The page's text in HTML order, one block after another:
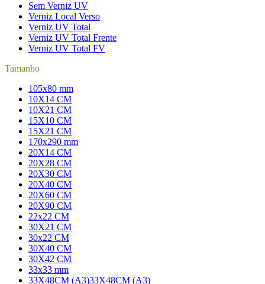
Sem Verniz UV
Verniz Local Verso
Verniz UV Total
Verniz UV Total Frente
Verniz UV Total FV
Tamanho
105x80 mm
10X14 CM
10X21 CM
15X10 CM
15X21 CM
170x290 mm
20X14 CM
20X28 CM
20X30 CM
20X40 CM
20X60 CM
20X90 CM
22x22 CM
30X21 CM
30x22 CM
30X40 CM
30X42 CM
33x33 mm
33X48CM (A3)33X48CM (A3)